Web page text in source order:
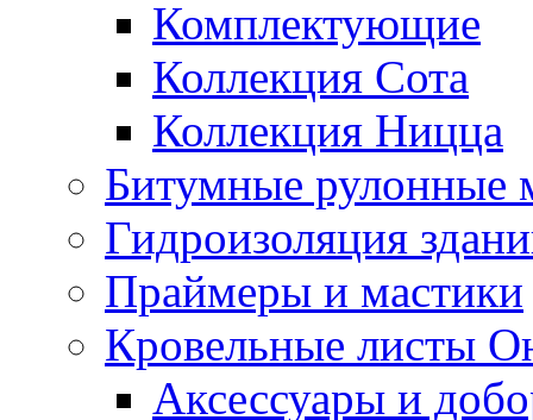
Комплектующие
Коллекция Сота
Коллекция Ницца
Битумные рулонные
Гидроизоляция
Праймеры и мастики
Кровельные листы
Аксессуары и